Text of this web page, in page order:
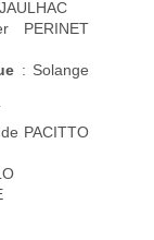
PERINET
: Solange
PACITTO